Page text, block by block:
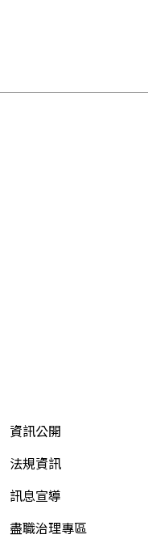
資訊公開
法規資訊
訊息宣導
盡職治理專區